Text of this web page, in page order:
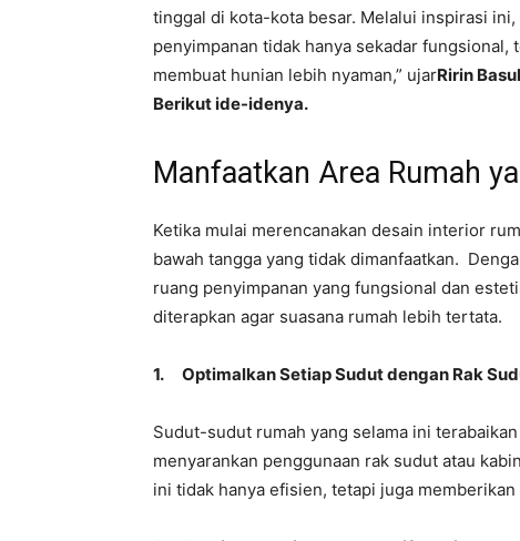
tinggal di kota-kota besar. Melalui inspirasi
penyimpanan tidak hanya sekadar
membuat hunian lebih nyaman,” ujarRirin
Berikut ide-idenya.
Manfaatkan Area Rumah
Ketika mulai merencanakan desain interior
bawah tangga yang tidak dimanfaatkan.
ruang penyimpanan yang fungsional dan
diterapkan agar suasana rumah lebih tertata.
1. Optimalkan Setiap Sudut dengan Rak
Sudut-sudut rumah yang selama ini
menyarankan penggunaan rak sudut atau
ini tidak hanya efisien, tetapi juga